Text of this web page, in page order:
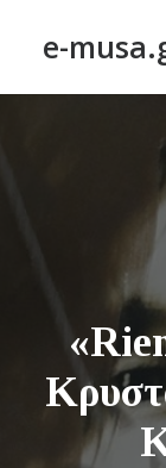
e-
ΠΟΙΗΣΗ –
ΑΠΟΔΕΛΤΙΩΣΗ
BLOG
ΣΥΝΤΑΚΤΙΚΗ
ΕΠΙΚΟΙΝΩΝΙΑ